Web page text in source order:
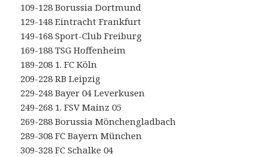
109-128 Borussia Dortmund
129-148 Eintracht Frankfurt
149-168 Sport-Club Freiburg
169-188 TSG Hoffenheim
189-208 1. FC Köln
209-228 RB Leipzig
229-248 Bayer 04 Leverkusen
249-268 1. FSV Mainz 05
269-288 Borussia Mönchengladbach
289-308 FC Bayern München
309-328 FC Schalke 04